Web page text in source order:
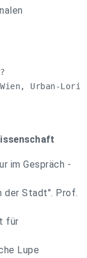
Urban-
im Gespräch -
der Stadt". Prof.
für
Lupe